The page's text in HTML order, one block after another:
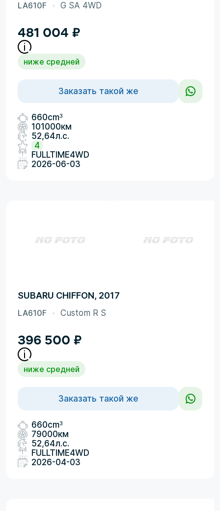
LA610F G SA 4WD
481 004 ₽
ниже средней
Заказать такой же
660cm3
101000км
52,64л.с.
4
FULLTIME4WD
2026-06-03
SUBARU CHIFFON, 2017
LA610F Custom R S
396 500 ₽
ниже средней
Заказать такой же
660cm3
79000км
52,64л.с.
FULLTIME4WD
2026-04-03